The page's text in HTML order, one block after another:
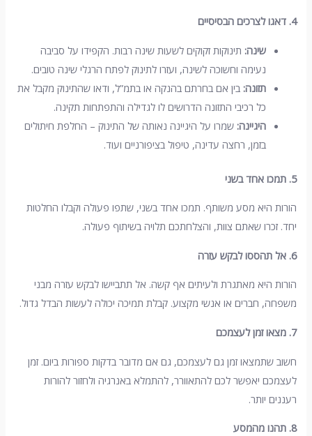
4. דאגו לצרכים הבסיסיים
שינה: תינוקות זקוקים לשעות שינה רבות. הקפידו על סביבה
נעימה וחשוכה לשינה, ועזרו לתינוק לפתח הרגלי שינה טובים.
תזונה: בין אם בחרתם בהנקה או בתמ”ל, ודאו שהתינוק מקבל את
כל רכיבי התזונה הדרושים לו לגדילה והתפתחות תקינה.
היגיינה: שמרו על היגיינה נאותה של התינוק – החלפת חיתולים
בזמן, רחצה עדינה, טיפול בציפורניים ועוד.
5. תמכו אחד בשני
הורות היא מסע משותף. תמכו אחד בשני, שתפו פעולה וקבלו החלטות
יחד. זכרו שאתם צוות, והצלחתכם תלויה בשיתוף פעולה.
6. אל תהססו לבקש עזרה
הורות היא מאתגרת ולעיתים אף קשה. אל תתביישו לבקש עזרה מבני
משפחה, חברים או אנשי מקצוע. קבלת תמיכה יכולה לעשות הבדל גדול.
7. מצאו זמן לעצמכם
חשוב שתמצאו זמן גם לעצמכם, גם אם מדובר בדקות ספורות ביום. זמן
לעצמכם יאפשר לכם להתאוורר, להתמלא באנרגיה ולחזור להורות
רעננים יותר.
8. תהנו מהמסע